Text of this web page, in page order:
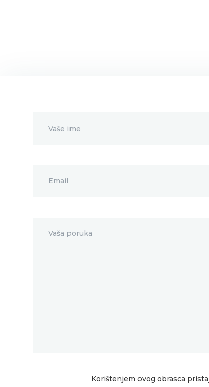
Korištenjem ovog obrasca